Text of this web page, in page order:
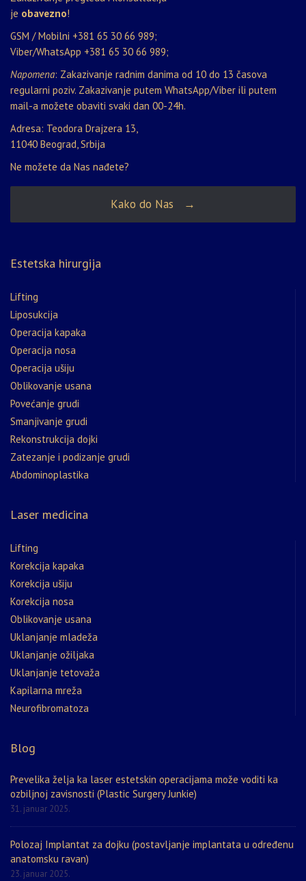
je obavezno!
GSM / Mobilni +381 65 30 66 989;
Viber/WhatsApp +381 65 30 66 989;
Napomena: Zakazivanje radnim danima od 10 do 13 časova
regularni poziv. Zakazivanje putem WhatsApp/Viber ili putem
mail-a možete obaviti svaki dan 00-24h.
Adresa: Teodora Drajzera 13,
11040 Beograd, Srbija
Ne možete da Nas nađete?
Kako do Nas →
Estetska hirurgija
Lifting
Liposukcija
Operacija kapaka
Operacija nosa
Operacija ušiju
Oblikovanje usana
Povećanje grudi
Smanjivanje grudi
Rekonstrukcija dojki
Zatezanje i podizanje grudi
Abdominoplastika
Laser medicina
Lifting
Korekcija kapaka
Korekcija ušiju
Korekcija nosa
Oblikovanje usana
Uklanjanje mladeža
Uklanjanje ožiljaka
Uklanjanje tetovaža
Kapilarna mreža
Neurofibromatoza
Blog
Prevelika želja ka laser estetskin operacijama može voditi ka
ozbiljnoj zavisnosti (Plastic Surgery Junkie)
31. januar 2025.
Polozaj Implantat za dojku (postavljanje implantata u određenu
anatomsku ravan)
23. januar 2025.